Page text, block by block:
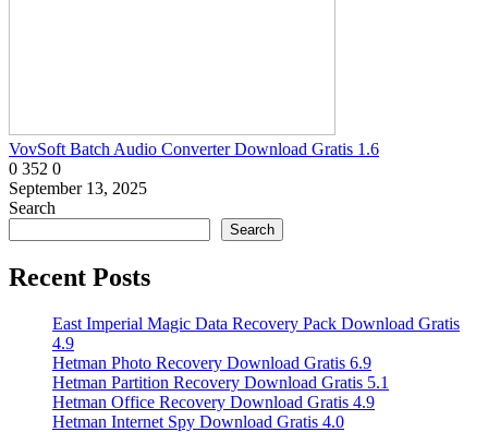
VovSoft Batch Audio Converter Download Gratis 1.6
0 352 0
September 13, 2025
Search
Search
Recent Posts
East Imperial Magic Data Recovery Pack Download Gratis
4.9
Hetman Photo Recovery Download Gratis 6.9
Hetman Partition Recovery Download Gratis 5.1
Hetman Office Recovery Download Gratis 4.9
Hetman Internet Spy Download Gratis 4.0